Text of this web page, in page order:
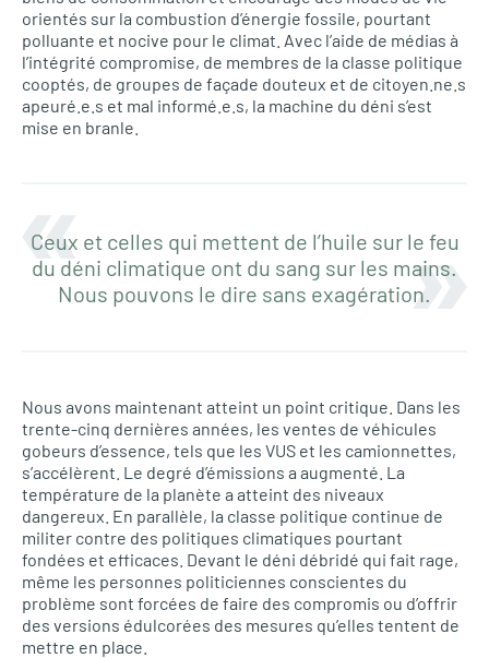
orientés sur la combustion d’énergie fossile, pourtant
polluante et nocive pour le climat. Avec l’aide de médias à
l’intégrité compromise, de membres de la classe politique
cooptés, de groupes de façade douteux et de citoyen.ne.s
apeuré.e.s et mal informé.e.s, la machine du déni s’est
mise en branle.
Ceux et celles qui mettent de l’huile sur le feu
du déni climatique ont du sang sur les mains.
Nous pouvons le dire sans exagération.
Nous avons maintenant atteint un point critique. Dans les
trente-cinq dernières années, les ventes de véhicules
gobeurs d’essence, tels que les VUS et les camionnettes,
s’accélèrent. Le degré d’émissions a augmenté. La
température de la planète a atteint des niveaux
dangereux. En parallèle, la classe politique continue de
militer contre des politiques climatiques pourtant
fondées et efficaces. Devant le déni débridé qui fait rage,
même les personnes politiciennes conscientes du
problème sont forcées de faire des compromis ou d’offrir
des versions édulcorées des mesures qu’elles tentent de
mettre en place.